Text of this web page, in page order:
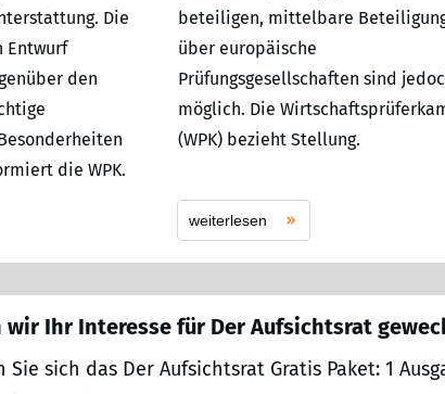
Die
Entwurf
den
die WPK.
beteiligen, mittelbare
über europäische
Prüfungsgesellschaften sind
möglich. Die
(WPK) bezieht Stellung.
weiterlesen
wir Ihr Interesse für Der Aufsichtsrat
Sie sich das Der Aufsichtsrat Gratis Paket: 1